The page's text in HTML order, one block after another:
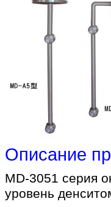
Описание
MD-3051 серия
уровень